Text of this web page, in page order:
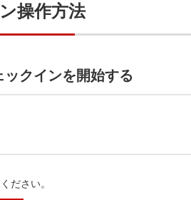
操作方法
クインを開始する
ださい。